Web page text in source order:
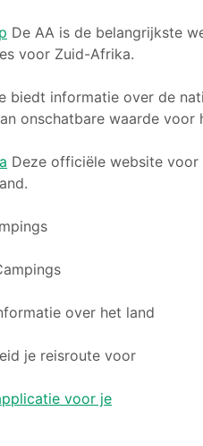
De AA is de belangrijkste
voor Zuid-Afrika.
biedt informatie over de
onschatbare waarde voor
Deze officiële website
over het land
je reisroute voor
voor je